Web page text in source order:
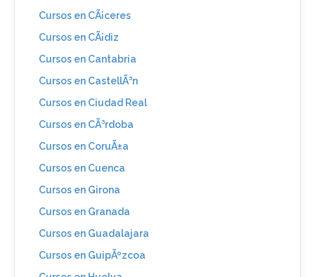
Cursos en CÃ¡ceres
Cursos en CÃ¡diz
Cursos en Cantabria
Cursos en CastellÃ³n
Cursos en Ciudad Real
Cursos en CÃ³rdoba
Cursos en CoruÃ±a
Cursos en Cuenca
Cursos en Girona
Cursos en Granada
Cursos en Guadalajara
Cursos en GuipÃºzcoa